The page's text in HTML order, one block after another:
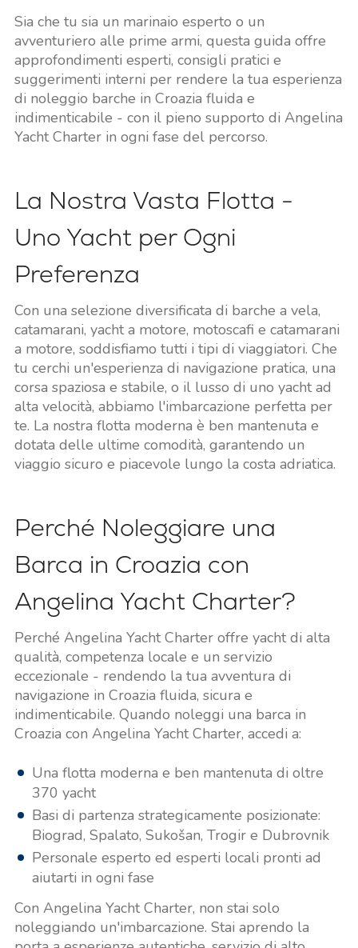
Sia che tu sia un marinaio esperto o un
avventuriero alle prime armi, questa guida offre
approfondimenti esperti, consigli pratici e
suggerimenti interni per rendere la tua esperienza
di noleggio barche in Croazia fluida e
indimenticabile - con il pieno supporto di Angelina
Yacht Charter in ogni fase del percorso.
La Nostra Vasta Flotta -
Uno Yacht per Ogni
Preferenza
Con una selezione diversificata di barche a vela,
catamarani, yacht a motore, motoscafi e catamarani
a motore, soddisfiamo tutti i tipi di viaggiatori. Che
tu cerchi un'esperienza di navigazione pratica, una
corsa spaziosa e stabile, o il lusso di uno yacht ad
alta velocità, abbiamo l'imbarcazione perfetta per
te. La nostra flotta moderna è ben mantenuta e
dotata delle ultime comodità, garantendo un
viaggio sicuro e piacevole lungo la costa adriatica.
Perché Noleggiare una
Barca in Croazia con
Angelina Yacht Charter?
Perché Angelina Yacht Charter offre yacht di alta
qualità, competenza locale e un servizio
eccezionale - rendendo la tua avventura di
navigazione in Croazia fluida, sicura e
indimenticabile. Quando noleggi una barca in
Croazia con Angelina Yacht Charter, accedi a:
Una flotta moderna e ben mantenuta di oltre
370 yacht
Basi di partenza strategicamente posizionate:
Biograd, Spalato, Sukošan, Trogir e Dubrovnik
Personale esperto ed esperti locali pronti ad
aiutarti in ogni fase
Con Angelina Yacht Charter, non stai solo
noleggiando un'imbarcazione. Stai aprendo la